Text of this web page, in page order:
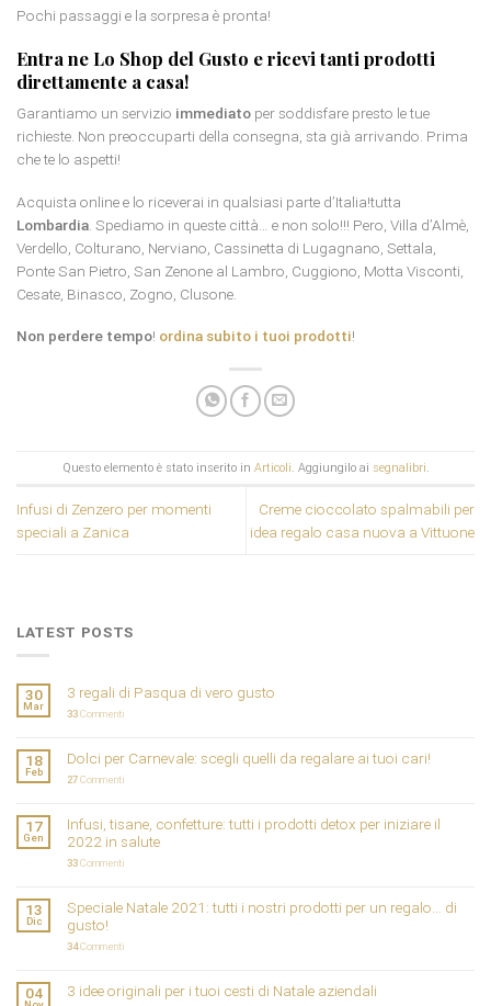
Pochi passaggi e la sorpresa è pronta!
Entra ne Lo Shop del Gusto e ricevi tanti prodotti
direttamente a casa!
Garantiamo un servizio immediato per soddisfare presto le tue
richieste. Non preoccuparti della consegna, sta già arrivando. Prima
che te lo aspetti!
Acquista online e lo riceverai in qualsiasi parte d’Italia!tutta
Lombardia . Spediamo in queste città… e non solo!!! Pero, Villa d’Almè,
Verdello, Colturano, Nerviano, Cassinetta di Lugagnano, Settala,
Ponte San Pietro, San Zenone al Lambro, Cuggiono, Motta Visconti,
Cesate, Binasco, Zogno, Clusone.
Non perdere tempo! ordina subito i tuoi prodotti!
Questo elemento è stato inserito in Articoli . Aggiungilo ai segnalibri
Infusi di Zenzero per momenti
speciali a Zanica
Creme cioccolato spalmabili per
idea regalo casa nuova a Vittuone
LATEST POSTS
30
Mar
3 regali di Pasqua di vero gusto
33Commenti
18
Feb
Dolci per Carnevale: scegli quelli da regalare ai tuoi cari!
27Commenti
17
Gen
Infusi, tisane, confetture: tutti i prodotti detox per iniziare il
2022 in salute
33Commenti
13
Dic
Speciale Natale 2021: tutti i nostri prodotti per un regalo… di
gusto!
34Commenti
04 3 idee originali per i tuoi cesti di Natale aziendali